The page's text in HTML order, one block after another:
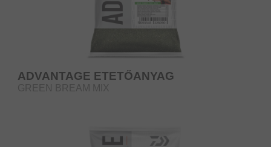
ADVANTAGE ETETŐANYAG
GREEN BREAM MIX